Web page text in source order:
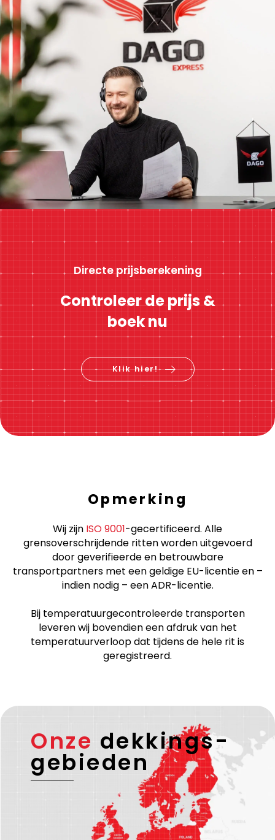
Directe prijsberekening
Controleer de prijs &
boek nu
Klik hier!
Opmerking
Wij zijn ISO 9001-gecertificeerd. Alle
grensoverschrijdende ritten worden uitgevoerd
door geverifieerde en betrouwbare
transportpartners met een geldige EU-licentie en –
indien nodig – een ADR-licentie.
Bij temperatuurgecontroleerde transporten
leveren wij bovendien een afdruk van het
temperatuurverloop dat tijdens de hele rit is
geregistreerd.
Onze dekkings-
gebieden